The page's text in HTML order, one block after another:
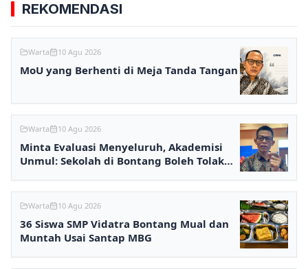
REKOMENDASI
Warta 10 Agu 2026
MoU yang Berhenti di Meja Tanda Tangan
Warta 10 Agu 2026
Minta Evaluasi Menyeluruh, Akademisi
Unmul: Sekolah di Bontang Boleh Tolak
Warta 10 Agu 2026
36 Siswa SMP Vidatra Bontang Mual dan
Muntah Usai Santap MBG